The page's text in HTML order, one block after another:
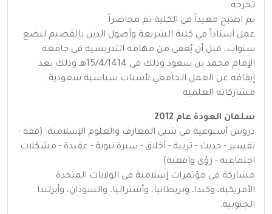
تخرجه.
ثم اصبح معيداً في الكلية ثم محاضراً.
عمل أستاذاً في كلية الشريعة وأصول الدين بالقصيم لبضع
سنوات، قبل أن يُعفى من مهامه التدريسية في جامعة
الإمام محمد بن سعود وذلك في 15/4/1414هـ وذلك بعد
إيقافه عن العمل الجامعي لأسباب سياسية سعودية.
مشاركاته العلمية
سلمان العودة عام 2012
دروس أسبوعية في شتى المعارف والعلوم الإسلامية: (فقه -
تفسير - حديث - تربية - أخلاق - سيرة نبوية - عقيدة - مشكلات
اجتماعية - رؤى واقعية).
مشاركة في مؤتمرات إسلامية في الولايات المتحدة
الأمريكية، وكندا، وبريطانيا، وأستراليا، والسودان، وأيرلندا
الجنوبية.